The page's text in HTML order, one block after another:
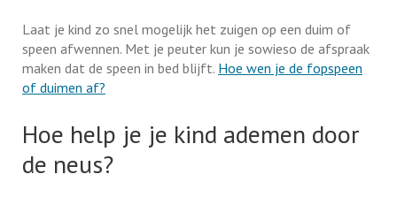
Laat je kind zo snel mogelijk het zuigen op een duim of
speen afwennen. Met je peuter kun je sowieso de afspraak
maken dat de speen in bed blijft. Hoe wen je de fopspeen
of duimen af?
Hoe help je je kind ademen door
de neus?